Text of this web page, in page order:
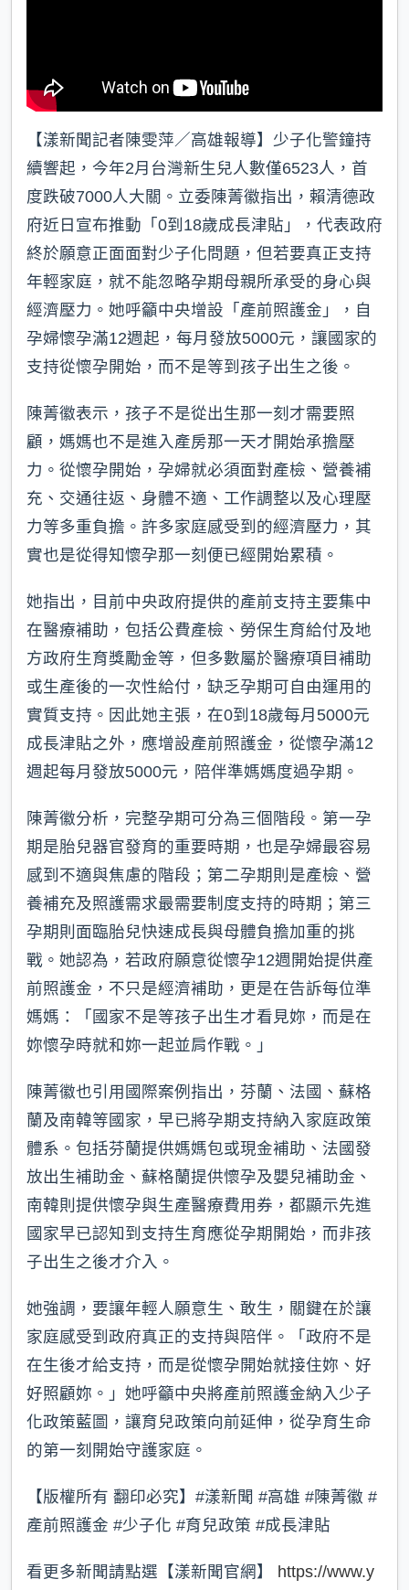
【漾新聞記者陳雯萍／高雄報導】少子化警鐘持
續響起，今年2月台灣新生兒人數僅6523人，首
度跌破7000人大關。立委陳菁徽指出，賴清德政
府近日宣布推動「0到18歲成長津貼」，代表政府
終於願意正面面對少子化問題，但若要真正支持
年輕家庭，就不能忽略孕期母親所承受的身心與
經濟壓力。她呼籲中央增設「產前照護金」，自
孕婦懷孕滿12週起，每月發放5000元，讓國家的
支持從懷孕開始，而不是等到孩子出生之後。
陳菁徽表示，孩子不是從出生那一刻才需要照
顧，媽媽也不是進入產房那一天才開始承擔壓
力。從懷孕開始，孕婦就必須面對產檢、營養補
充、交通往返、身體不適、工作調整以及心理壓
力等多重負擔。許多家庭感受到的經濟壓力，其
實也是從得知懷孕那一刻便已經開始累積。
她指出，目前中央政府提供的產前支持主要集中
在醫療補助，包括公費產檢、勞保生育給付及地
方政府生育獎勵金等，但多數屬於醫療項目補助
或生產後的一次性給付，缺乏孕期可自由運用的
實質支持。因此她主張，在0到18歲每月5000元
成長津貼之外，應增設產前照護金，從懷孕滿12
週起每月發放5000元，陪伴準媽媽度過孕期。
陳菁徽分析，完整孕期可分為三個階段。第一孕
期是胎兒器官發育的重要時期，也是孕婦最容易
感到不適與焦慮的階段；第二孕期則是產檢、營
養補充及照護需求最需要制度支持的時期；第三
孕期則面臨胎兒快速成長與母體負擔加重的挑
戰。她認為，若政府願意從懷孕12週開始提供產
前照護金，不只是經濟補助，更是在告訴每位準
媽媽：「國家不是等孩子出生才看見妳，而是在
妳懷孕時就和妳一起並肩作戰。」
陳菁徽也引用國際案例指出，芬蘭、法國、蘇格
蘭及南韓等國家，早已將孕期支持納入家庭政策
體系。包括芬蘭提供媽媽包或現金補助、法國發
放出生補助金、蘇格蘭提供懷孕及嬰兒補助金、
南韓則提供懷孕與生產醫療費用券，都顯示先進
國家早已認知到支持生育應從孕期開始，而非孩
子出生之後才介入。
她強調，要讓年輕人願意生、敢生，關鍵在於讓
家庭感受到政府真正的支持與陪伴。「政府不是
在生後才給支持，而是從懷孕開始就接住妳、好
好照顧妳。」她呼籲中央將產前照護金納入少子
化政策藍圖，讓育兒政策向前延伸，從孕育生命
的第一刻開始守護家庭。
【版權所有 翻印必究】#漾新聞 #高雄 #陳菁徽 #
產前照護金 #少子化 #育兒政策 #成長津貼
看更多新聞請點選【漾新聞官網】 https://www.y